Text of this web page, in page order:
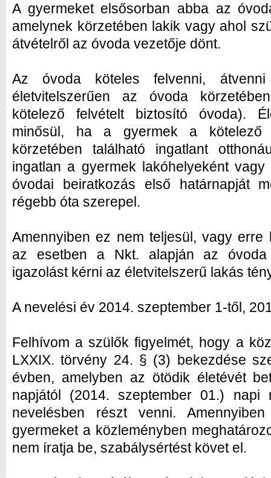
A gyermeket elsősorban abba az
amelynek körzetében lakik vagy ahol
átvételről az óvoda vezetője dönt.
Az óvoda köteles felvenni,
életvitelszerűen az óvoda
kötelező felvételt biztosító óvoda).
minősül, ha a gyermek a kötelező
körzetében található ingatlant
ingatlan a gyermek lakóhelyeként
óvodai beiratkozás első határnapját
régebb óta szerepel.
Amennyiben ez nem teljesül, vagy erre
az esetben a Nkt. alapján az óvoda
igazolást kérni az életvitelszerű lakás
A nevelési év 2014. szeptember 1-től,
Felhívom a szülők figyelmét, hogy a
LXXIX. törvény 24. § (3) bekezdése
évben, amelyben az ötödik életévét
napjától (2014. szeptember 01.) napi
nevelésben részt venni.
gyermeket a közleményben
nem íratja be, szabálysértést követ el.